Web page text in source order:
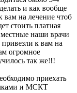
и как вообще
вам на лечение чтоб
стоить платная
наши врачи
к вам на
огромное
так же!!!
приехать
и МСКТ